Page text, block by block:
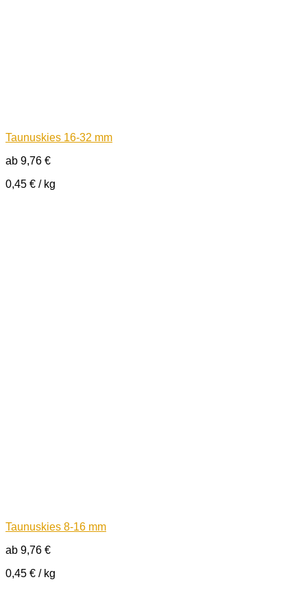
Taunuskies 16-32 mm
ab 9,76 €
0,45 € / kg
Taunuskies 8-16 mm
ab 9,76 €
0,45 € / kg